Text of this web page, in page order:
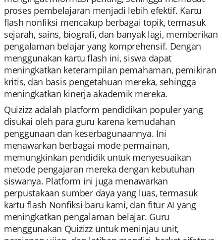
proses pembelajaran menjadi lebih efektif. Kartu
flash nonfiksi mencakup berbagai topik, termasuk
sejarah, sains, biografi, dan banyak lagi, memberikan
pengalaman belajar yang komprehensif. Dengan
menggunakan kartu flash ini, siswa dapat
meningkatkan keterampilan pemahaman, pemikiran
kritis, dan basis pengetahuan mereka, sehingga
meningkatkan kinerja akademik mereka.
Quizizz adalah platform pendidikan populer yang
disukai oleh para guru karena kemudahan
penggunaan dan keserbagunaannya. Ini
menawarkan berbagai mode permainan,
memungkinkan pendidik untuk menyesuaikan
metode pengajaran mereka dengan kebutuhan
siswanya. Platform ini juga menawarkan
perpustakaan sumber daya yang luas, termasuk
kartu flash Nonfiksi baru kami, dan fitur AI yang
meningkatkan pengalaman belajar. Guru
menggunakan Quizizz untuk meninjau unit,